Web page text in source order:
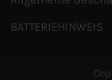
BATTERIEHINWEIS